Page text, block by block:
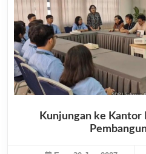
Kunjungan ke Kantor